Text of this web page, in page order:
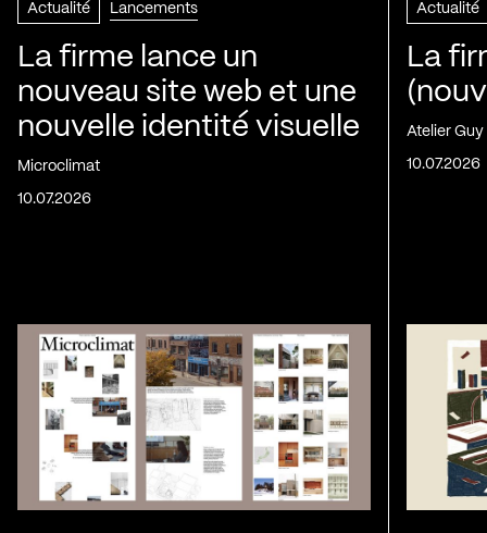
Actualité Lancements
La firme lance un
nouveau site web et une
nouvelle identité visuelle
Microclimat
10.07.2026
Actualité
La
Atelier
10.07.2026